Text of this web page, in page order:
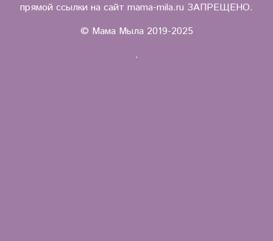
прямой ссылки на сайт mama-mila.ru ЗАПРЕЩЕНО.
© Мама Мыла 2019-2025
.